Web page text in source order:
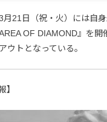
月21日（祝・火）には自
OF DIAMOND』を開
ウトとなっている。
】